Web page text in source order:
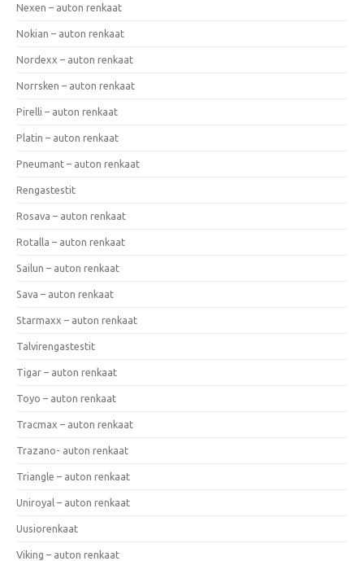
Nexen – auton renkaat
Nokian – auton renkaat
Nordexx – auton renkaat
Norrsken – auton renkaat
Pirelli – auton renkaat
Platin – auton renkaat
Pneumant – auton renkaat
Rengastestit
Rosava – auton renkaat
Rotalla – auton renkaat
Sailun – auton renkaat
Sava – auton renkaat
Starmaxx – auton renkaat
Talvirengastestit
Tigar – auton renkaat
Toyo – auton renkaat
Tracmax – auton renkaat
Trazano- auton renkaat
Triangle – auton renkaat
Uniroyal – auton renkaat
Uusiorenkaat
Viking – auton renkaat